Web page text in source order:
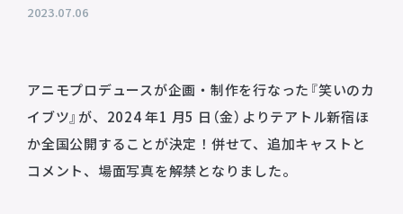
animo actors source
小野賢章 OFFICIAL FANCLUB
2023.07.06
アニモプロデュースが企画・制作を行なった『笑いのカ
イブツ』が、2024 年1 ⽉5 ⽇（⾦）よりテアトル新宿ほ
か全国公開することが決定！併せて、追加キャストと
コメント、場⾯写真を解禁となりました。